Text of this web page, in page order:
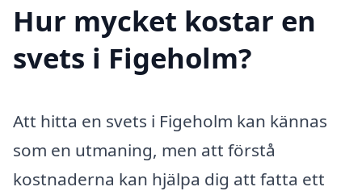
Hur mycket kostar en
svets i Figeholm?
Att hitta en svets i Figeholm kan kännas
som en utmaning, men att förstå
kostnaderna kan hjälpa dig att fatta ett